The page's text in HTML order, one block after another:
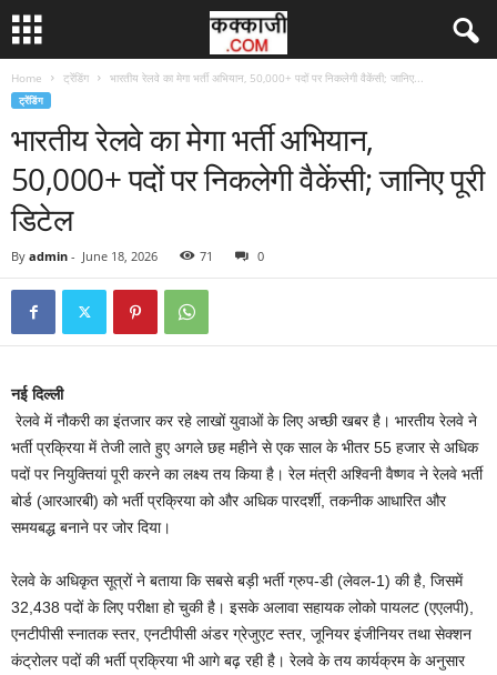
Home ट्रेंडिंग भारतीय रेलवे का मेगा भर्ती अभियान, 50,000+ पदों पर निकलेगी वैकेंसी; जानिए...
ट्रेंडिंग
भारतीय रेलवे का मेगा भर्ती अभियान,
50,000+ पदों पर निकलेगी वैकेंसी; जानिए पूरी
डिटेल
By admin - June 18, 2026 71 0
नई दिल्ली
रेलवे में नौकरी का इंतजार कर रहे लाखों युवाओं के लिए अच्छी खबर है। भारतीय रेलवे ने
भर्ती प्रक्रिया में तेजी लाते हुए अगले छह महीने से एक साल के भीतर 55 हजार से अधिक
पदों पर नियुक्तियां पूरी करने का लक्ष्य तय किया है। रेल मंत्री अश्विनी वैष्णव ने रेलवे भर्ती
बोर्ड (आरआरबी) को भर्ती प्रक्रिया को और अधिक पारदर्शी, तकनीक आधारित और
समयबद्ध बनाने पर जोर दिया।
रेलवे के अधिकृत सूत्रों ने बताया कि सबसे बड़ी भर्ती ग्रुप-डी (लेवल-1) की है, जिसमें
32,438 पदों के लिए परीक्षा हो चुकी है। इसके अलावा सहायक लोको पायलट (एएलपी),
एनटीपीसी स्नातक स्तर, एनटीपीसी अंडर ग्रेजुएट स्तर, जूनियर इंजीनियर तथा सेक्शन
कंट्रोलर पदों की भर्ती प्रक्रिया भी आगे बढ़ रही है। रेलवे के तय कार्यक्रम के अनुसार